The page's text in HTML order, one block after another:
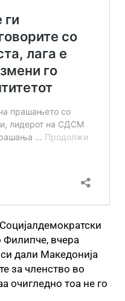
Филипче, вчера
дали Македонија
за членство во
очигледно тоа не го